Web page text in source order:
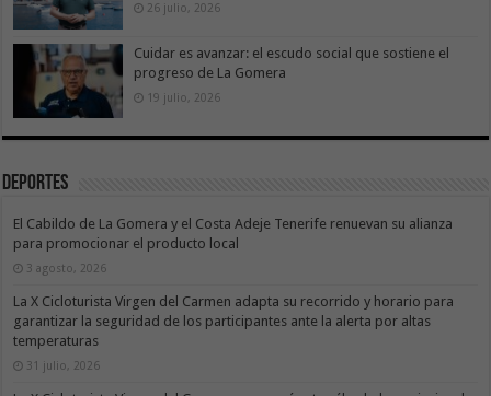
26 julio, 2026
Cuidar es avanzar: el escudo social que sostiene el
progreso de La Gomera
19 julio, 2026
Deportes
El Cabildo de La Gomera y el Costa Adeje Tenerife renuevan su alianza
para promocionar el producto local
3 agosto, 2026
La X Cicloturista Virgen del Carmen adapta su recorrido y horario para
garantizar la seguridad de los participantes ante la alerta por altas
temperaturas
31 julio, 2026